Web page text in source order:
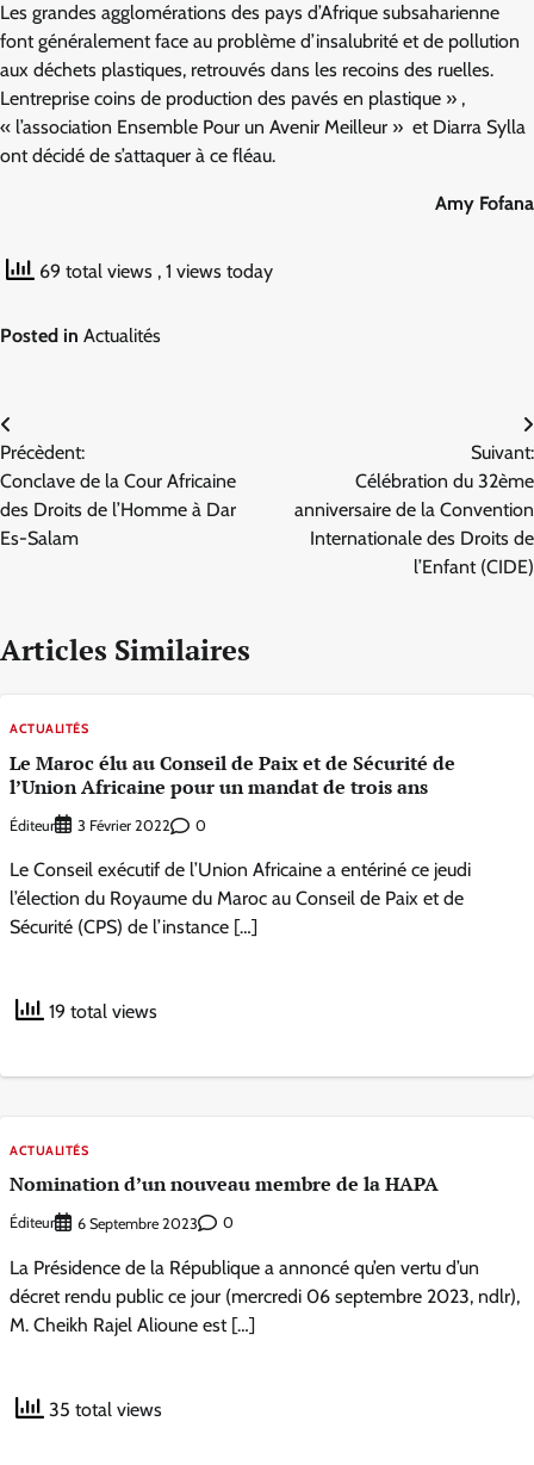
Les grandes agglomérations des pays d’Afrique subsaharienne
font généralement face au problème d’insalubrité et de pollution
aux déchets plastiques, retrouvés dans les recoins des ruelles.
Lentreprise coins de production des pavés en plastique » ,
« l’association Ensemble Pour un Avenir Meilleur » et Diarra Sylla
ont décidé de s’attaquer à ce fléau.
Amy Fofana
69 total views , 1 views today
Posted in Actualités
Navigation
de
l’article
Précèdent:
Conclave de la Cour Africaine
des Droits de l’Homme à Dar
Es-Salam
Suivant:
Célébration du 32ème
anniversaire de la Convention
Internationale des Droits de
l’Enfant (CIDE)
Articles Similaires
ACTUALITÉS
Le Maroc élu au Conseil de Paix et de Sécurité de
l’Union Africaine pour un mandat de trois ans
Éditeur 3 Février 2022 0
Le Conseil exécutif de l’Union Africaine a entériné ce jeudi
l’élection du Royaume du Maroc au Conseil de Paix et de
Sécurité (CPS) de l’instance […]
19 total views
ACTUALITÉS
Nomination d’un nouveau membre de la HAPA
Éditeur 6 Septembre 2023 0
La Présidence de la République a annoncé qu’en vertu d’un
décret rendu public ce jour (mercredi 06 septembre 2023, ndlr),
M. Cheikh Rajel Alioune est […]
35 total views